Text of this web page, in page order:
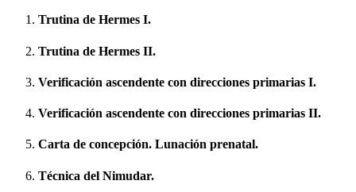
Trutina de Hermes I.
Trutina de Hermes II.
Verificación ascendente con direcciones primarias I.
Verificación ascendente con direcciones primarias II.
Carta de concepción. Lunación prenatal.
Técnica del Nimudar.